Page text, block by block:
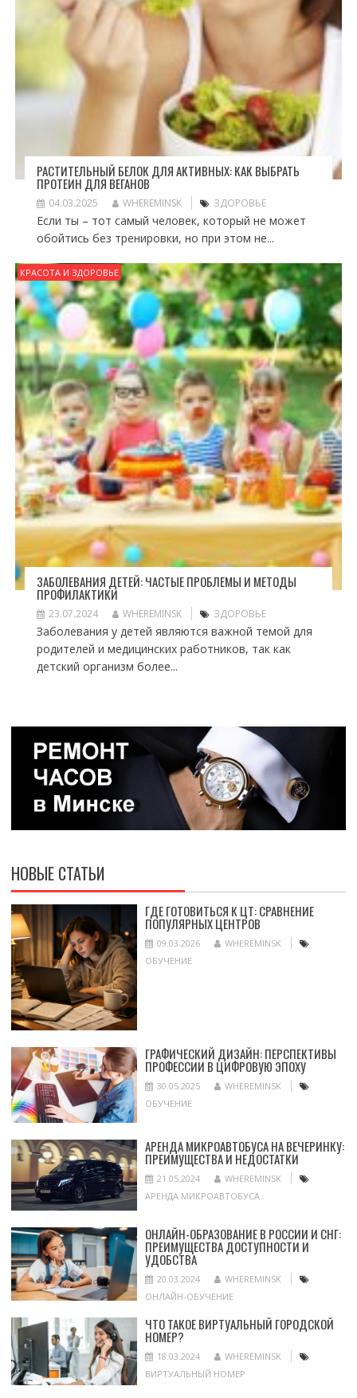
РАСТИТЕЛЬНЫЙ БЕЛОК ДЛЯ АКТИВНЫХ: КАК ВЫБРАТЬ
ПРОТЕИН ДЛЯ ВЕГАНОВ
04.03.2025 WHEREMINSK ЗДОРОВЬЕ
Если ты – тот самый человек, который не может
обойтись без тренировки, но при этом не...
КРАСОТА И ЗДОРОВЬЕ
ЗАБОЛЕВАНИЯ ДЕТЕЙ: ЧАСТЫЕ ПРОБЛЕМЫ И МЕТОДЫ
ПРОФИЛАКТИКИ
23.07.2024 WHEREMINSK ЗДОРОВЬЕ
Заболевания у детей являются важной темой для
родителей и медицинских работников, так как
детский организм более...
НОВЫЕ СТАТЬИ
ГДЕ ГОТОВИТЬСЯ К ЦТ: СРАВНЕНИЕ
ПОПУЛЯРНЫХ ЦЕНТРОВ
09.03.2026
WHEREMINSK
ОБУЧЕНИЕ
ГРАФИЧЕСКИЙ ДИЗАЙН: ПЕРСПЕКТИВЫ
ПРОФЕССИИ В ЦИФРОВУЮ ЭПОХУ
30.05.2025
WHEREMINSK
ОБУЧЕНИЕ
АРЕНДА МИКРОАВТОБУСА НА ВЕЧЕРИНКУ:
ПРЕИМУЩЕСТВА И НЕДОСТАТКИ
21.05.2024
WHEREMINSK
АРЕНДА МИКРОАВТОБУСА
ОНЛАЙН-ОБРАЗОВАНИЕ В РОССИИ И СНГ:
ПРЕИМУЩЕСТВА ДОСТУПНОСТИ И
УДОБСТВА
20.03.2024
WHEREMINSK
ОНЛАЙН-ОБУЧЕНИЕ
ЧТО ТАКОЕ ВИРТУАЛЬНЫЙ ГОРОДСКОЙ
НОМЕР?
18.03.2024
WHEREMINSK
ВИРТУАЛЬНЫЙ НОМЕР